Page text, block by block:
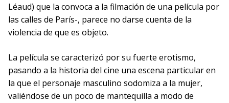
Léaud) que la convoca a la filmación de una película por
las calles de París-, parece no darse cuenta de la
violencia de que es objeto.
La película se caracterizó por su fuerte erotismo,
pasando a la historia del cine una escena particular en
la que el personaje masculino sodomiza a la mujer,
valiéndose de un poco de mantequilla a modo de